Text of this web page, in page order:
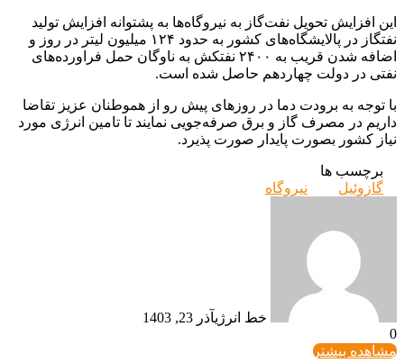
این افزایش تحویل نفت‌گاز به نیروگاه‌ها به پشتوانه افزایش تولید
نفتگاز در پالایشگاه‌های کشور به حدود ۱۲۴ میلیون لیتر در روز و
اضافه شدن قریب به ۲۴۰۰ نفتکش به ناوگان حمل فراورده‌های
نفتی در دولت چهاردهم حاصل شده است.
با توجه به برودت دما در روزهای پیش رو از هموطنان عزیز تقاضا
داریم در مصرف گاز و برق صرفه‌جویی نمایند تا تامین انرژی مورد
نیاز کشور بصورت پایدار صورت پذیرد.
برچسب ها
گازوئیل
نیروگاه
خط انرژیآذر 23, 1403
0
مشاهده بیشتر